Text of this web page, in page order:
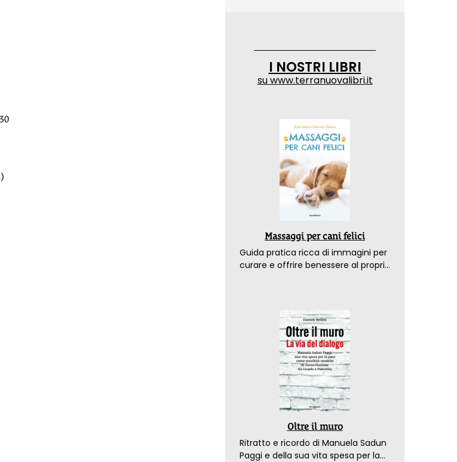
I NOSTRI LIBRI
suwww.terranuovalibri.it
Massaggi per cani felici
Guida pratica ricca di immagini per
curare e offrire benessere al proprio
Oltre il muro
Ritratto e ricordo di Manuela Sadun
Paggi e della sua vita spesa per la